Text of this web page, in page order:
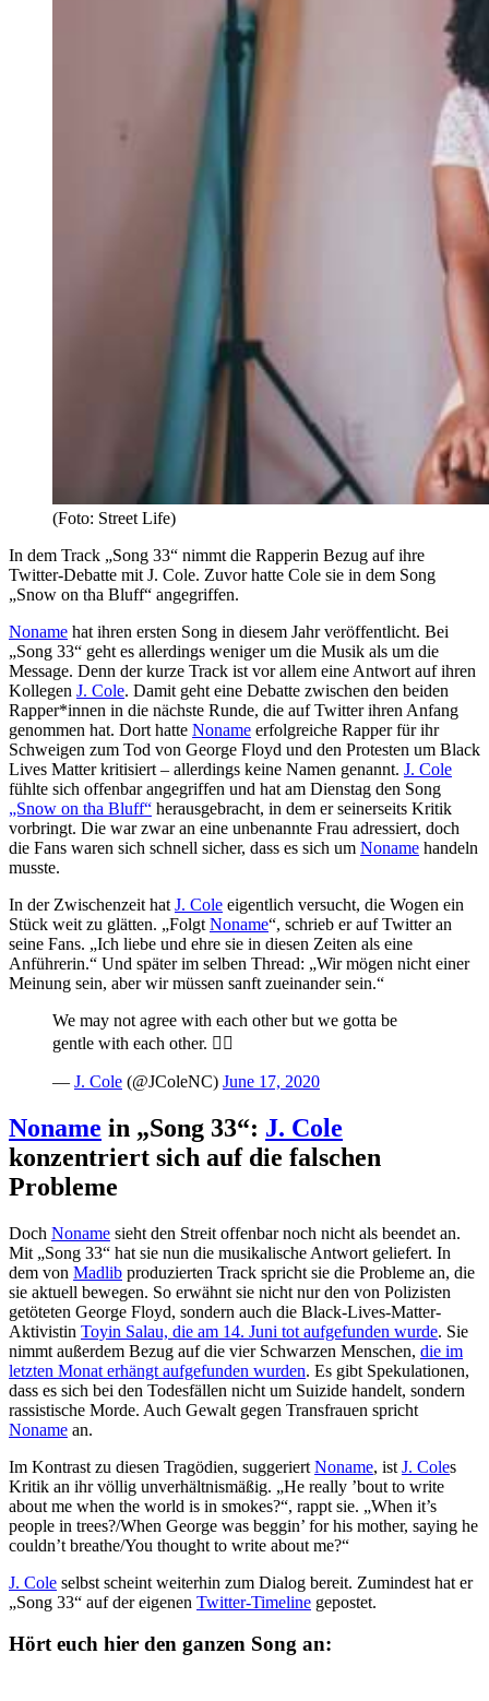
(Foto: Street Life)
In dem Track „Song 33“ nimmt die Rapperin Bezug auf ihre
Twitter-Debatte mit J. Cole. Zuvor hatte Cole sie in dem Song
„Snow on tha Bluff“ angegriffen.
Noname hat ihren ersten Song in diesem Jahr veröffentlicht. Bei
„Song 33“ geht es allerdings weniger um die Musik als um die
Message. Denn der kurze Track ist vor allem eine Antwort auf ihren
Kollegen J. Cole. Damit geht eine Debatte zwischen den beiden
Rapper*innen in die nächste Runde, die auf Twitter ihren Anfang
genommen hat. Dort hatte Noname erfolgreiche Rapper für ihr
Schweigen zum Tod von George Floyd und den Protesten um Black
Lives Matter kritisiert – allerdings keine Namen genannt. J. Cole
fühlte sich offenbar angegriffen und hat am Dienstag den Song
„Snow on tha Bluff“ herausgebracht, in dem er seinerseits Kritik
vorbringt. Die war zwar an eine unbenannte Frau adressiert, doch
die Fans waren sich schnell sicher, dass es sich um Noname handeln
musste.
In der Zwischenzeit hat J. Cole eigentlich versucht, die Wogen ein
Stück weit zu glätten. „Folgt Noname“, schrieb er auf Twitter an
seine Fans. „Ich liebe und ehre sie in diesen Zeiten als eine
Anführerin.“ Und später im selben Thread: „Wir mögen nicht einer
Meinung sein, aber wir müssen sanft zueinander sein.“
We may not agree with each other but we gotta be
gentle with each other. ✌🏿
— J. Cole (@JColeNC) June 17, 2020
Noname in „Song 33“: J. Cole
konzentriert sich auf die falschen
Probleme
Doch Noname sieht den Streit offenbar noch nicht als beendet an.
Mit „Song 33“ hat sie nun die musikalische Antwort geliefert. In
dem von Madlib produzierten Track spricht sie die Probleme an, die
sie aktuell bewegen. So erwähnt sie nicht nur den von Polizisten
getöteten George Floyd, sondern auch die Black-Lives-Matter-
Aktivistin Toyin Salau, die am 14. Juni tot aufgefunden wurde. Sie
nimmt außerdem Bezug auf die vier Schwarzen Menschen, die im
letzten Monat erhängt aufgefunden wurden. Es gibt Spekulationen,
dass es sich bei den Todesfällen nicht um Suizide handelt, sondern
rassistische Morde. Auch Gewalt gegen Transfrauen spricht
Noname an.
Im Kontrast zu diesen Tragödien, suggeriert Noname, ist J. Coles
Kritik an ihr völlig unverhältnismäßig. „He really ’bout to write
about me when the world is in smokes?“, rappt sie. „When it’s
people in trees?/When George was beggin’ for his mother, saying he
couldn’t breathe/You thought to write about me?“
J. Cole selbst scheint weiterhin zum Dialog bereit. Zumindest hat er
„Song 33“ auf der eigenen Twitter-Timeline gepostet.
Hört euch hier den ganzen Song an: